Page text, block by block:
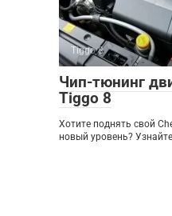
Tiggo 8
Чип-тюнинг
Tiggo 8
Хотите поднять свой
новый уровень?